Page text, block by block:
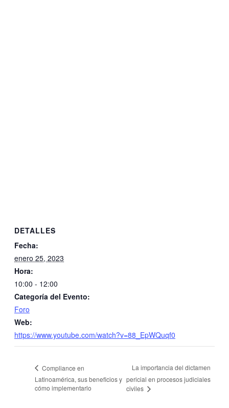
DETALLES
Fecha:
enero 25, 2023
Hora:
10:00 - 12:00
Categoría del Evento:
Foro
Web:
https://www.youtube.com/watch?v=88_EpWQuqf0
Compliance en
Latinoamérica, sus beneficios y
cómo implementarlo
La importancia del dictamen
pericial en procesos judiciales
civiles